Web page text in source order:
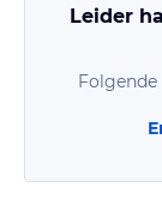
Leider